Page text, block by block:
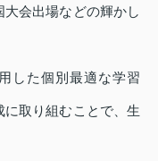
会出場などの輝かし
した個別最適な学習
取り組むことで、生